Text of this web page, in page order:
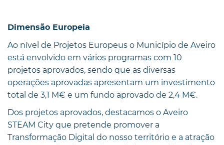
Dimensão Europeia
Ao nível de Projetos Europeus o Município de Aveiro
está envolvido em vários programas com 10
projetos aprovados, sendo que as diversas
operações aprovadas apresentam um investimento
total de 3,1 M€ e um fundo aprovado de 2,4 M€.
Dos projetos aprovados, destacamos o Aveiro
STEAM City que pretende promover a
Transformação Digital do nosso território e a atração